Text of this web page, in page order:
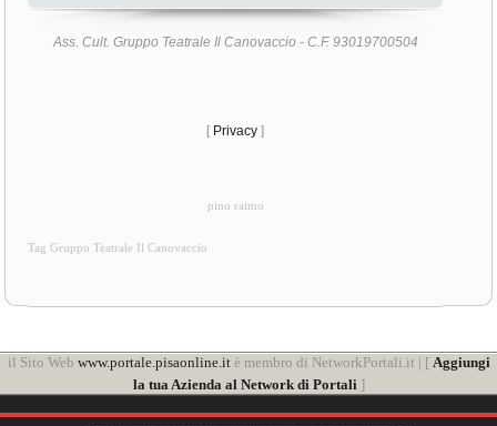
Ass. Cult. Gruppo Teatrale Il Canovaccio - C.F. 93019700504
[ Privacy ]
pino raimo
Tag Gruppo Teatrale Il Canovaccio
il Sito Web www.portale.pisaonline.itè membro di NetworkPortali.it | [ Aggiungi
la tua Azienda al Network di Portali ]